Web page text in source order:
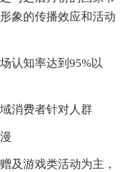
象的传播效应和活动
认知率达到95%以
消费者针对人群
及游戏类活动为主，